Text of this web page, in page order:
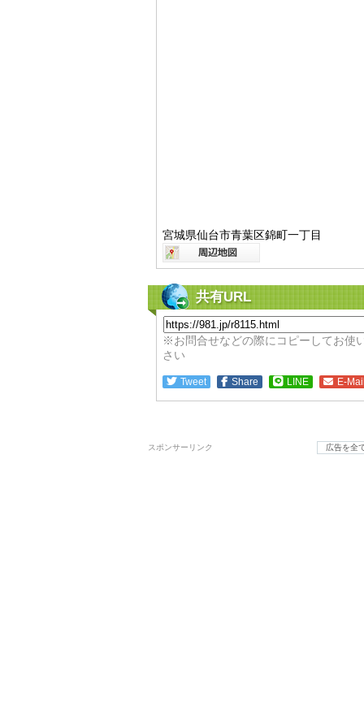
宮城県仙台市青葉区錦町一丁目
共有URL
※お問合せなどの際にコピーしてお使
さい
Tweet Share LINE E-
スポンサーリンク 広告を全